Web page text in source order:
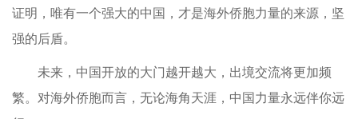
证明，唯有一个强大的中国，才是海外侨胞力量的来源，坚
强的后盾。
未来，中国开放的大门越开越大，出境交流将更加频
繁。对海外侨胞而言，无论海角天涯，中国力量永远伴你远